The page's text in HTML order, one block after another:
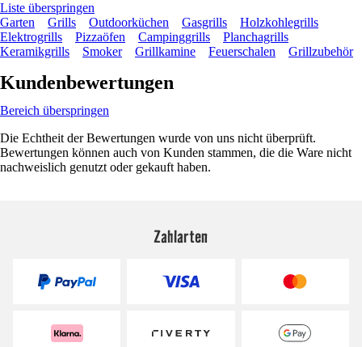
Liste überspringen
Garten
Grills Outdoorküchen Gasgrills
Holzkohlegrills
Elektrogrills
Pizzaöfen Campinggrills
Planchagrills
Keramikgrills
Smoker Grillkamine Feuerschalen Grillzubehör
Kundenbewertungen
Bereich überspringen
Die Echtheit der Bewertungen wurde von uns nicht überprüft.
Bewertungen können auch von Kunden stammen, die die Ware nicht
nachweislich genutzt oder gekauft haben.
Zahlarten